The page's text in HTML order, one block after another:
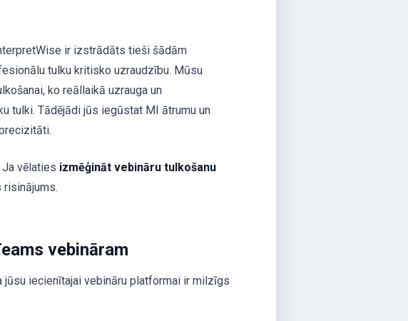
ir izstrādāts tieši šādām
tulku kritisko uzraudzību. Mūsu
ko reāllaikā uzrauga un
tulki. Tādējādi jūs iegūstat MI ātrumu un
vēlaties izmēģināt vebināru tulkošanu
vebināram
iecienītajai vebināru platformai ir milzīgs